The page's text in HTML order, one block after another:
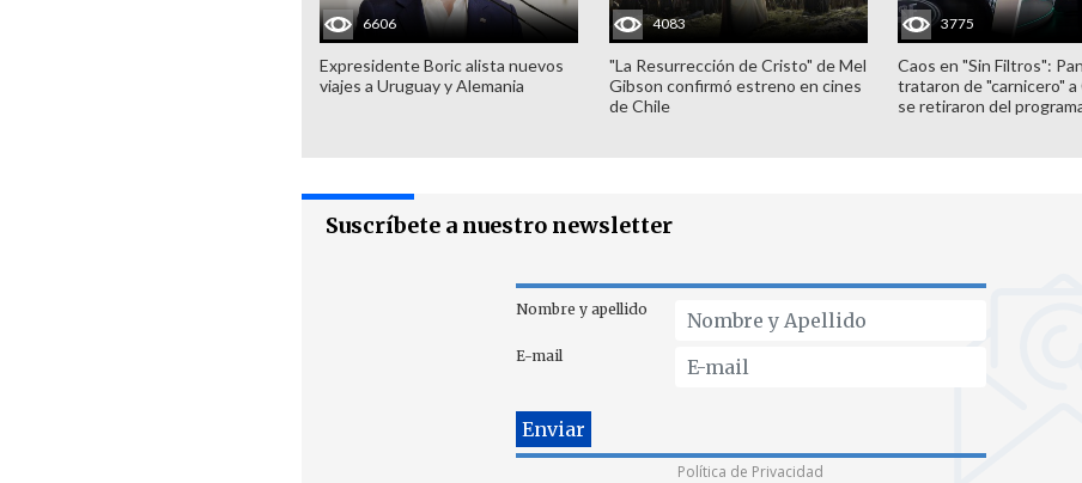
6606
Expresidente Boric alista nuevos
viajes a Uruguay y Alemania
4083
"La Resurrección de Cristo" de Mel
Gibson confirmó estreno en cines
de Chile
3775
Caos en "Sin Filtros":
trataron de "carnicero" a
se retiraron del
Suscríbete a nuestro newsletter
Nombre y apellido
E-mail
Política de Privacidad